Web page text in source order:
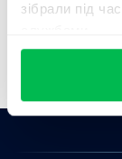
зібрали під